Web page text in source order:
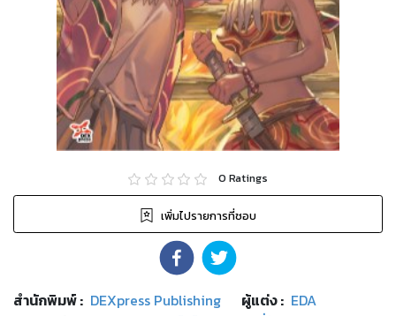
0 Ratings
เพิ่มไปรายการที่ชอบ
สำนักพิมพ์: DEXpress Publishing ผู้แต่ง : EDA